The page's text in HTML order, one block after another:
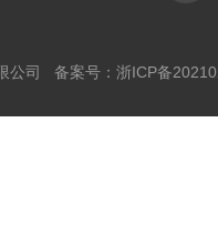
公司 备案号： 浙ICP备